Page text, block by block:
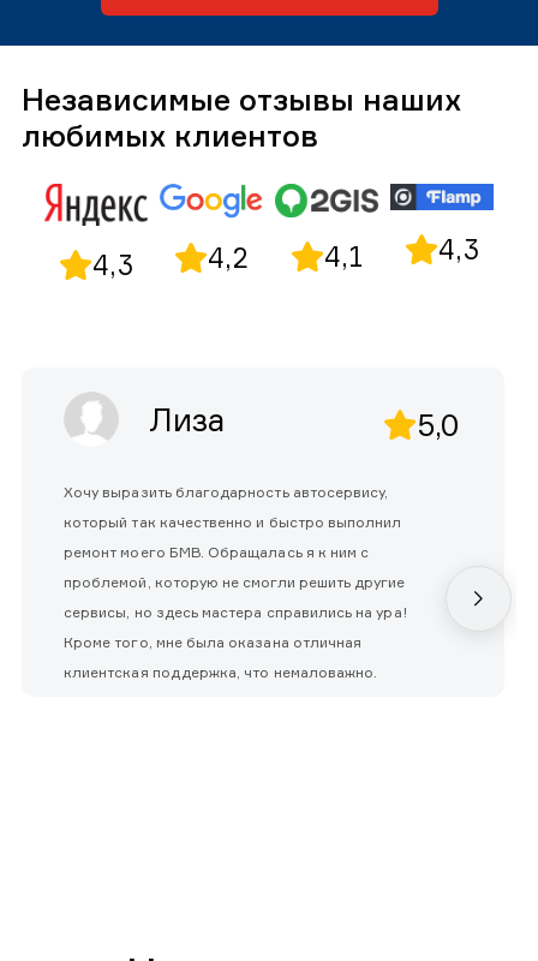
Независимые отзывы наших
любимых клиентов
4,3 4,2 4,1 4,3
Лиза 5,0
Хочу выразить благодарность автосервису,
который так качественно и быстро выполнил
ремонт моего БМВ. Обращалась я к ним с
проблемой, которую не смогли решить другие
сервисы, но здесь мастера справились на ура!
Кроме того, мне была оказана отличная
клиентская поддержка, что немаловажно.